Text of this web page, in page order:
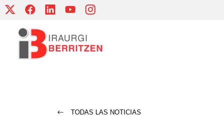
Skip
content
TODAS LAS NOTICIAS